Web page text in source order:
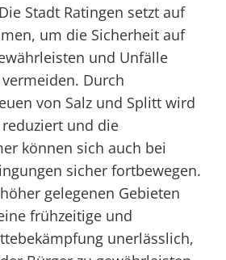
Stadt Ratingen setzt auf
um die Sicherheit auf
und Unfälle
Durch
von Salz und Splitt wird
und die
können sich auch bei
sicher fortbewegen.
gelegenen Gebieten
frühzeitige und
unerlässlich,